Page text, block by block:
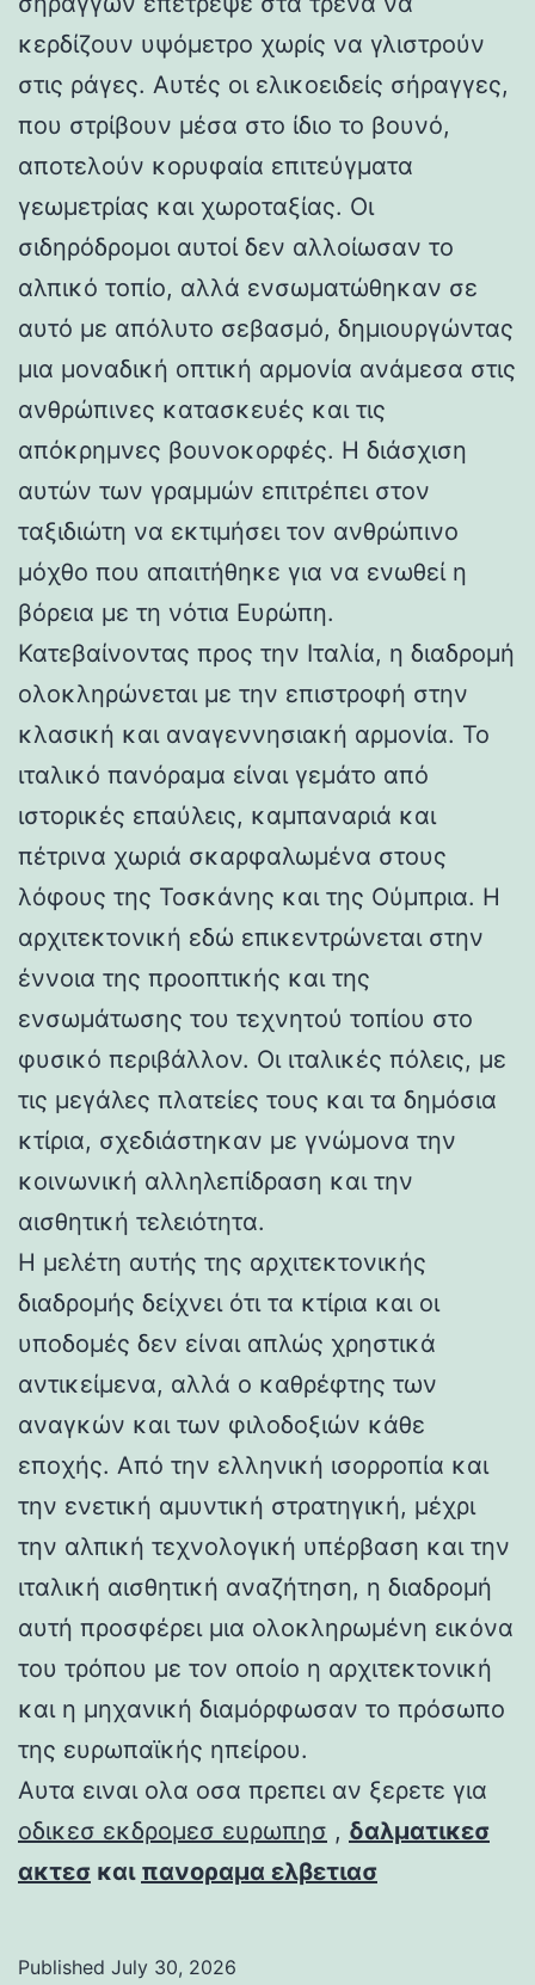
κερδίζουν υψόμετρο χωρίς να γλιστρούν
στις ράγες. Αυτές οι ελικοειδείς σήραγγες,
που στρίβουν μέσα στο ίδιο το βουνό,
αποτελούν κορυφαία επιτεύγματα
γεωμετρίας και χωροταξίας. Οι
σιδηρόδρομοι αυτοί δεν αλλοίωσαν το
αλπικό τοπίο, αλλά ενσωματώθηκαν σε
αυτό με απόλυτο σεβασμό, δημιουργώντας
μια μοναδική οπτική αρμονία ανάμεσα στις
ανθρώπινες κατασκευές και τις
απόκρημνες βουνοκορφές. Η διάσχιση
αυτών των γραμμών επιτρέπει στον
ταξιδιώτη να εκτιμήσει τον ανθρώπινο
μόχθο που απαιτήθηκε για να ενωθεί η
βόρεια με τη νότια Ευρώπη.
Κατεβαίνοντας προς την Ιταλία, η διαδρομή
ολοκληρώνεται με την επιστροφή στην
κλασική και αναγεννησιακή αρμονία. Το
ιταλικό πανόραμα είναι γεμάτο από
ιστορικές επαύλεις, καμπαναριά και
πέτρινα χωριά σκαρφαλωμένα στους
λόφους της Τοσκάνης και της Ούμπρια. Η
αρχιτεκτονική εδώ επικεντρώνεται στην
έννοια της προοπτικής και της
ενσωμάτωσης του τεχνητού τοπίου στο
φυσικό περιβάλλον. Οι ιταλικές πόλεις, με
τις μεγάλες πλατείες τους και τα δημόσια
κτίρια, σχεδιάστηκαν με γνώμονα την
κοινωνική αλληλεπίδραση και την
αισθητική τελειότητα.
Η μελέτη αυτής της αρχιτεκτονικής
διαδρομής δείχνει ότι τα κτίρια και οι
υποδομές δεν είναι απλώς χρηστικά
αντικείμενα, αλλά ο καθρέφτης των
αναγκών και των φιλοδοξιών κάθε
εποχής. Από την ελληνική ισορροπία και
την ενετική αμυντική στρατηγική, μέχρι
την αλπική τεχνολογική υπέρβαση και την
ιταλική αισθητική αναζήτηση, η διαδρομή
αυτή προσφέρει μια ολοκληρωμένη εικόνα
του τρόπου με τον οποίο η αρχιτεκτονική
και η μηχανική διαμόρφωσαν το πρόσωπο
της ευρωπαϊκής ηπείρου.
Αυτα ειναι ολα οσα πρεπει αν ξερετε για
οδικεσ εκδρομεσ ευρωπησ , δαλματικεσ
ακτεσ και πανοραμα ελβετιασ
Published July 30, 2026